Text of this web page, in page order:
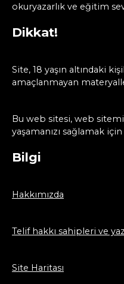
okuryazarlık ve eğitim
Dikkat!
Site, 18 yaşın altındaki
amaçlanmayan
Bu web sitesi, web
yaşamanızı sağlamak
Bilgi
Hakkımızda
Telif hakkı sahipleri ve
Site Haritası